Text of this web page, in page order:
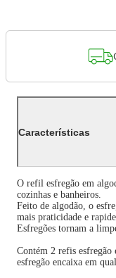
Características
O refil esfregão em
cozinhas e banheiros.
Feito de algodão, o
mais praticidade e
Esfregões tornam a
Contém 2 refis esfregão
esfregão encaixa em